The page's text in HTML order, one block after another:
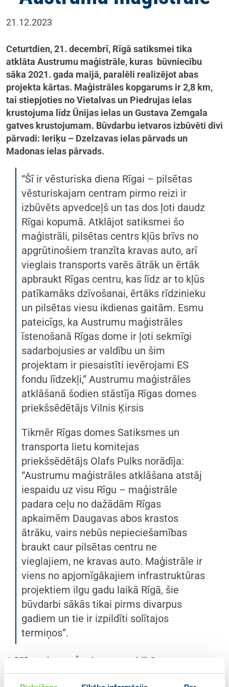
21.12.2023
Ceturtdien, 21. decembrī, Rīgā satiksmei tika
atklāta Austrumu maģistrāle, kuras būvniecību
sāka 2021. gada maijā, paralēli realizējot abas
projekta kārtas. Maģistrāles kopgarums ir 2,8 km,
tai stiepjoties no Vietalvas un Piedrujas ielas
krustojuma līdz Ūnijas ielas un Gustava Zemgala
gatves krustojumam. Būvdarbu ietvaros izbūvēti divi
pārvadi: Ieriķu – Dzelzavas ielas pārvads un
Madonas ielas pārvads.
“Šī ir vēsturiska diena Rīgai – pilsētas
vēsturiskajam centram pirmo reizi ir
izbūvēts apvedceļš un tas dos ļoti daudz
Rīgai kopumā. Atklājot satiksmei šo
maģistrāli, pilsētas centrs kļūs brīvs no
apgrūtinošiem tranzīta kravas auto, arī
vieglais transports varēs ātrāk un ērtāk
apbraukt Rīgas centru, kas līdz ar to kļūs
patīkamāks dzīvošanai, ērtāks rīdzinieku
un pilsētas viesu ikdienas gaitām. Esmu
pateicīgs, ka Austrumu maģistrāles
īstenošanā Rīgas dome ir ļoti sekmīgi
sadarbojusies ar valdību un šim
projektam ir piesaistīti ievērojami ES
fondu līdzekļi,” Austrumu maģistrāles
atklāšanā šodien stāstīja Rīgas domes
priekšsēdētājs Vilnis Ķirsis
Tikmēr Rīgas domes Satiksmes un
transporta lietu komitejas
priekšsēdētājs Olafs Pulks norādīja:
“Austrumu maģistrāles atklāšana atstāj
iespaidu uz visu Rīgu – maģistrāle
padara ceļu no dažādām Rīgas
apkaimēm Daugavas abos krastos
ātrāku, vairs nebūs nepieciešamības
braukt caur pilsētas centru ne
vieglajiem, ne kravas auto. Maģistrāle ir
viens no apjomīgākajiem infrastruktūras
projektiem ilgu gadu laikā Rīgā, šie
būvdarbi sākās tikai pirms divarpus
gadiem un tie ir izpildīti solītajos
termiņos”.
Arī Rīgas domes Ārtelpas un mobilitātes
departamenta direktora amata pienākumu izpildītājs